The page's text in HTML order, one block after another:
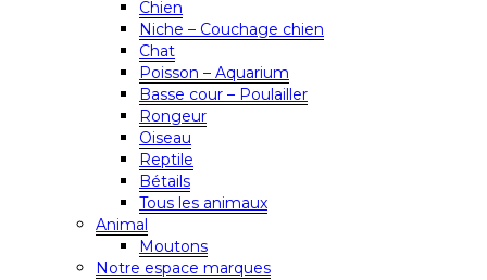
Chien
Niche – Couchage chien
Chat
Poisson – Aquarium
Basse cour – Poulailler
Rongeur
Oiseau
Reptile
Bétails
Tous les animaux
Animal
Moutons
Notre espace marques